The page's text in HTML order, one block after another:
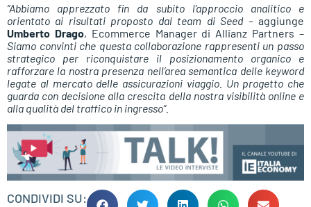
“Abbiamo apprezzato fin da subito l’approccio analitico e
orientato ai risultati proposto dal team di Seed –aggiunge
Umberto Drago, Ecommerce Manager di Allianz Partners –
Siamo convinti che questa collaborazione rappresenti un passo
strategico per riconquistare il posizionamento organico e
rafforzare la nostra presenza nell’area semantica delle keyword
legate al mercato delle assicurazioni viaggio. Un progetto che
guarda con decisione alla crescita della nostra visibilità online e
alla qualità del traffico in ingresso”.
CONDIVIDI SU: